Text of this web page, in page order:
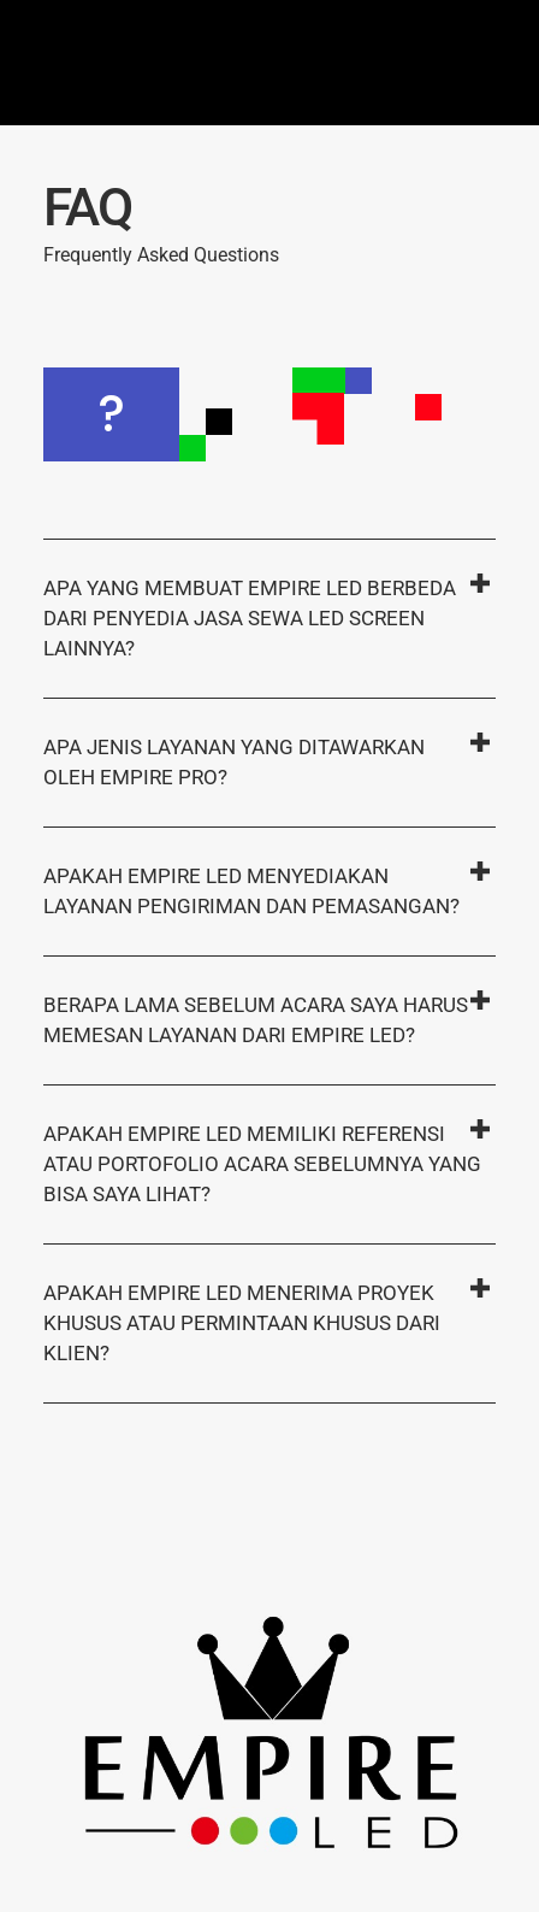
FAQ
Frequently Asked Questions
?
APA YANG MEMBUAT EMPIRE LED BERBEDA
DARI PENYEDIA JASA SEWA LED SCREEN
LAINNYA?
APA JENIS LAYANAN YANG DITAWARKAN
OLEH EMPIRE PRO?
APAKAH EMPIRE LED MENYEDIAKAN
LAYANAN PENGIRIMAN DAN PEMASANGAN?
BERAPA LAMA SEBELUM ACARA SAYA HARUS
MEMESAN LAYANAN DARI EMPIRE LED?
APAKAH EMPIRE LED MEMILIKI REFERENSI
ATAU PORTOFOLIO ACARA SEBELUMNYA YANG
BISA SAYA LIHAT?
APAKAH EMPIRE LED MENERIMA PROYEK
KHUSUS ATAU PERMINTAAN KHUSUS DARI
KLIEN?